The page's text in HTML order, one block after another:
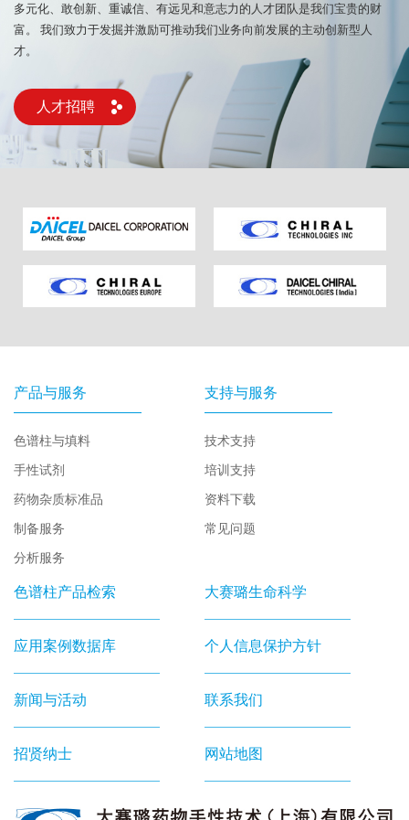
多元化、敢创新、重诚信、有远见和意志力的人才团队是我们宝贵的财
富。
我们致力于发掘并激励可推动我们业务向前发展的主动创新型人
才。
人才招聘
产品与服务
色谱柱与填料
手性试剂
药物杂质标准品
制备服务
分析服务
支持与服务
技术支持
培训支持
资料下载
常见问题
色谱柱产品检索
应用案例数据库
新闻与活动
招贤纳士
大赛璐生命科学
个人信息保护方针
联系我们
网站地图